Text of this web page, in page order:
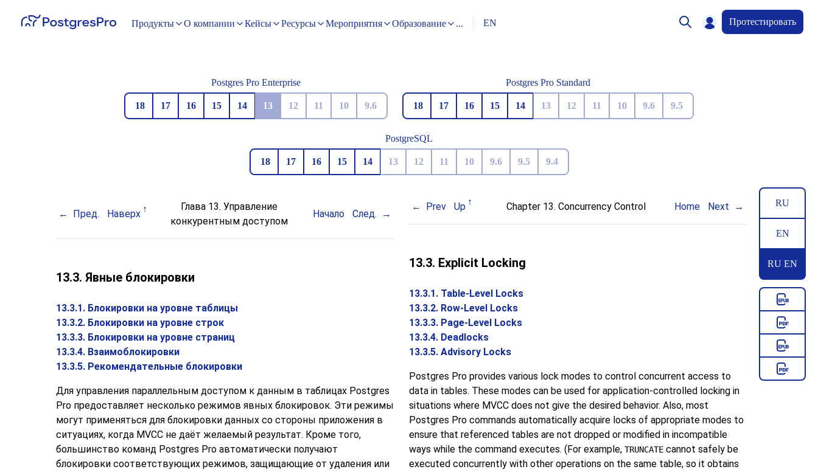
Продукты О компании Кейсы Ресурсы Мероприятия Образование ... EN Протестировать
Postgres Pro Enterprise
18 17 16 15 14 13 12 11 10 9.6
Postgres Pro Standard
18 17 16 15 14 13 12 11 10 9.6 9.5
PostgreSQL
18 17 16 15 14 13 12 11 10 9.6 9.5 9.4
RU
EN
RU EN
Пред. Наверх
Глава 13. Управление
конкурентным доступом
Начало След.
13.3. Явные блокировки
13.3.1. Блокировки на уровне таблицы
13.3.2. Блокировки на уровне строк
13.3.3. Блокировки на уровне страниц
13.3.4. Взаимоблокировки
13.3.5. Рекомендательные блокировки
Для управления параллельным доступом к данным в таблицах Postgres
Pro предоставляет несколько режимов явных блокировок. Эти режимы
могут применяться для блокировки данных со стороны приложения в
ситуациях, когда MVCC не даёт желаемый результат. Кроме того,
большинство команд Postgres Pro автоматически получают
блокировки соответствующих режимов, защищающие от удаления или
Prev Up Chapter 13. Concurrency Control Home Next
13.3. Explicit Locking
13.3.1. Table-Level Locks
13.3.2. Row-Level Locks
13.3.3. Page-Level Locks
13.3.4. Deadlocks
13.3.5. Advisory Locks
Postgres Proprovides various lock modes to control concurrent access to
data in tables. These modes can be used for application-controlled locking in
situations where MVCCdoes not give the desired behavior. Also, most
Postgres Procommands automatically acquire locks of appropriate modes to
ensure that referenced tables are not dropped or modified in incompatible
ways while the command executes. (For example, TRUNCATEcannot safely be
executed concurrently with other operations on the same table, so it obtains